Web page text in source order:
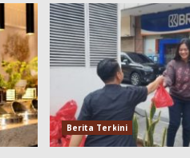
Berita Terkini